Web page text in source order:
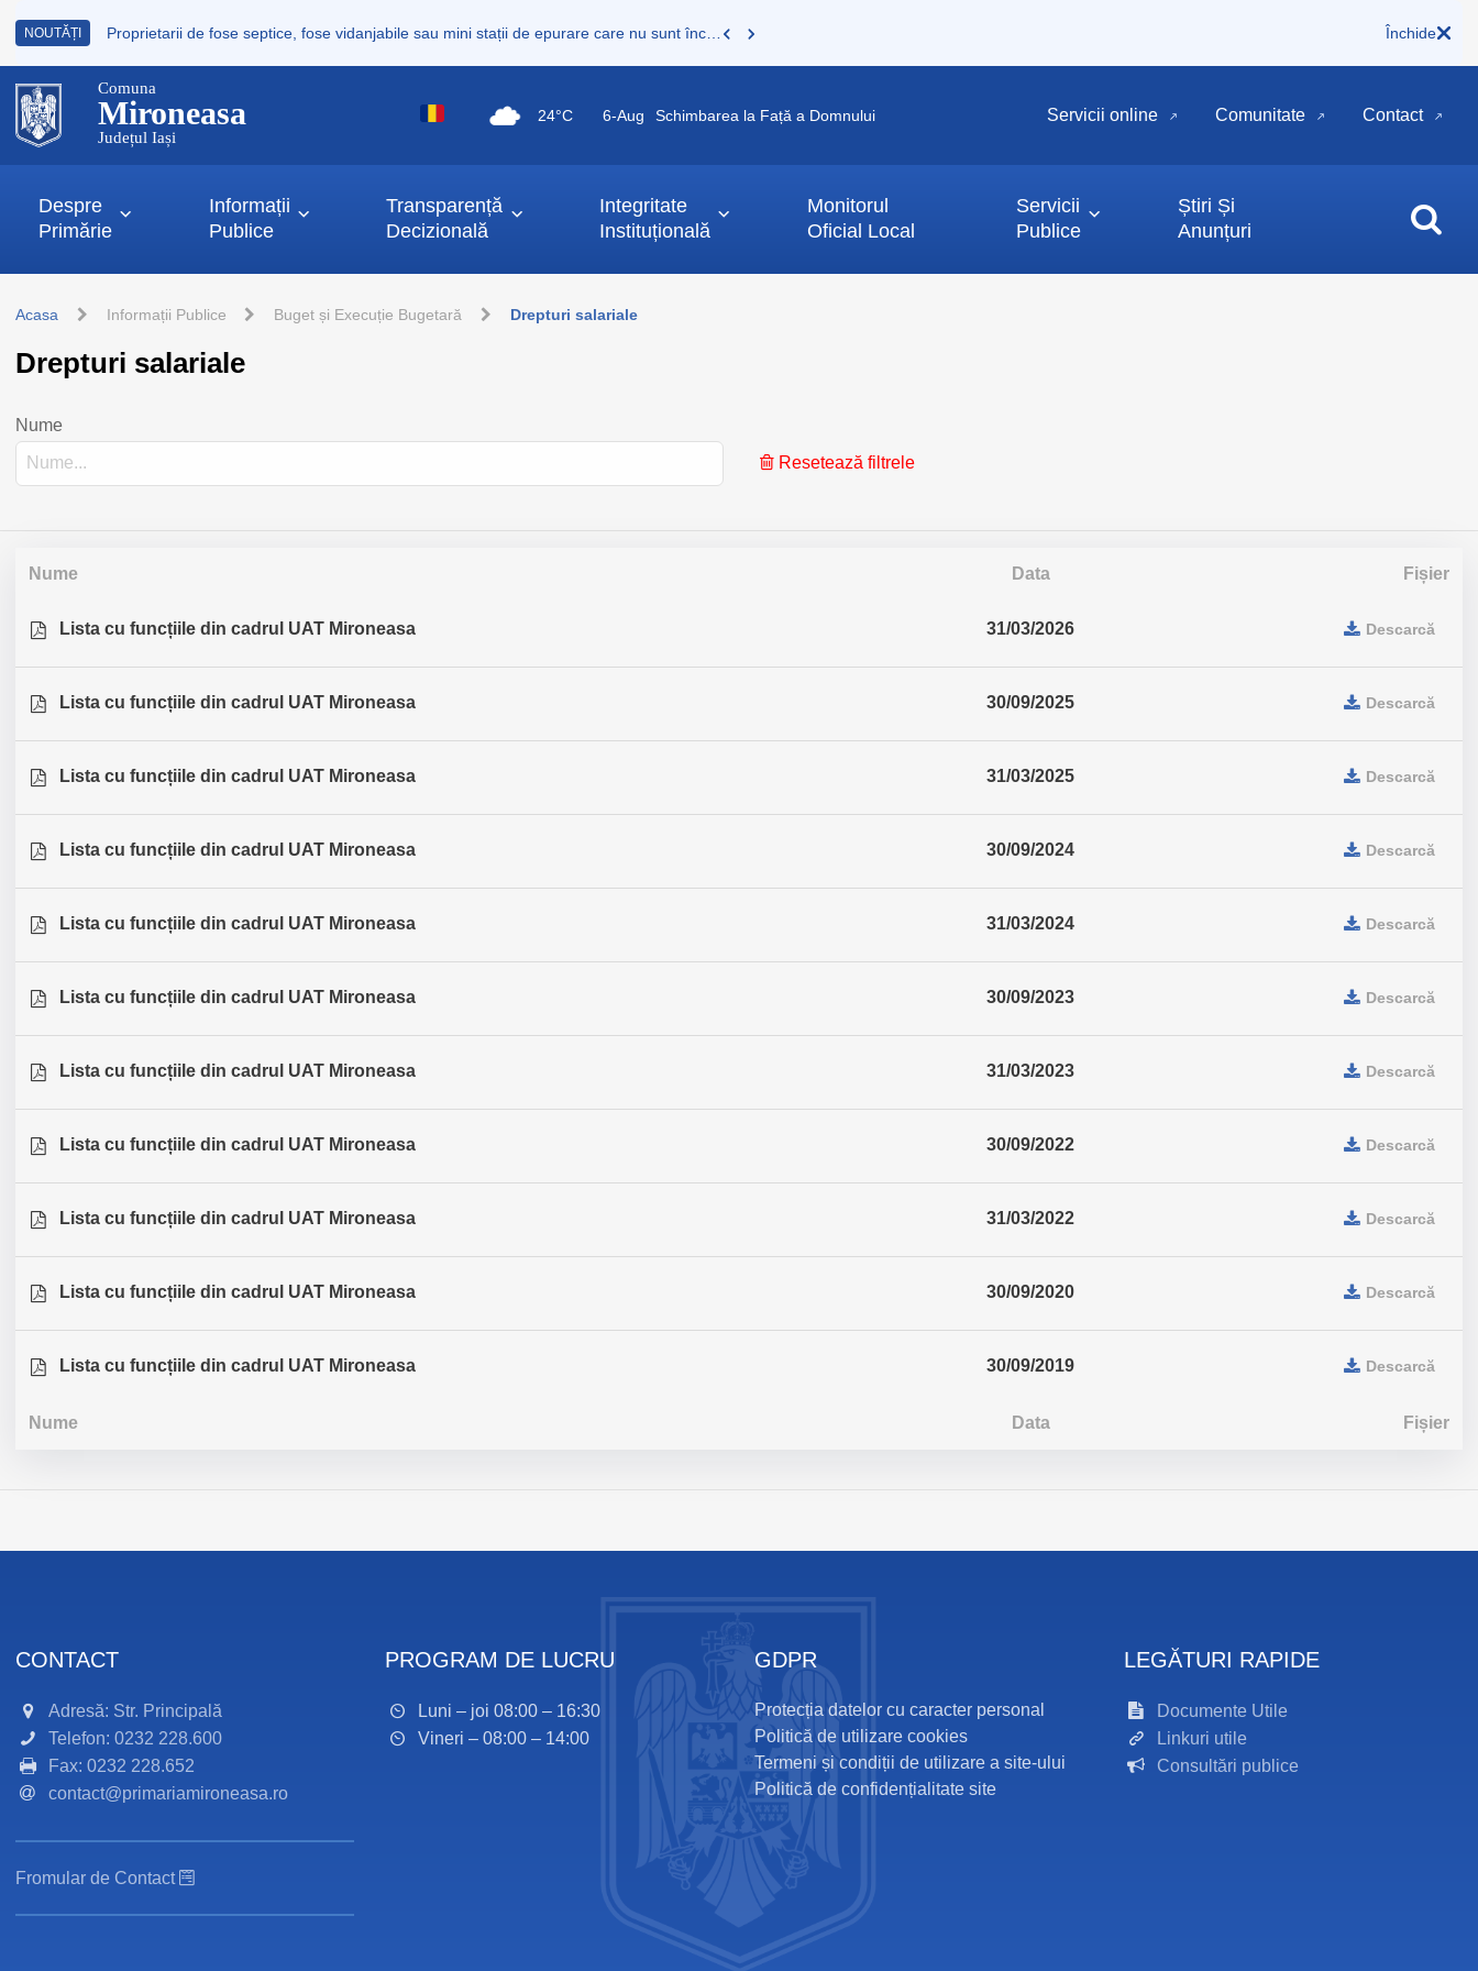
NOUTĂȚI Închide
Comuna
Mironeasa
Județul Iași
24°C 6-Aug Schimbarea la Față a Domnului Servicii online Comunitate Contact
Despre
Primărie
Informații
Publice
Transparență
Decizională
Integritate
Instituțională
Monitorul
Oficial Local
Servicii
Publice
Știri Și
Anunțuri
Acasa Informații Publice Buget și Execuție Bugetară Drepturi salariale
Drepturi salariale
Nume
Resetează filtrele
Nume Data Fișier
Lista cu funcțiile din cadrul UAT Mironeasa 31/03/2026 Descarcă
Lista cu funcțiile din cadrul UAT Mironeasa 30/09/2025 Descarcă
Lista cu funcțiile din cadrul UAT Mironeasa 31/03/2025 Descarcă
Lista cu funcțiile din cadrul UAT Mironeasa 30/09/2024 Descarcă
Lista cu funcțiile din cadrul UAT Mironeasa 31/03/2024 Descarcă
Lista cu funcțiile din cadrul UAT Mironeasa 30/09/2023 Descarcă
Lista cu funcțiile din cadrul UAT Mironeasa 31/03/2023 Descarcă
Lista cu funcțiile din cadrul UAT Mironeasa 30/09/2022 Descarcă
Lista cu funcțiile din cadrul UAT Mironeasa 31/03/2022 Descarcă
Lista cu funcțiile din cadrul UAT Mironeasa 30/09/2020 Descarcă
Lista cu funcțiile din cadrul UAT Mironeasa 30/09/2019 Descarcă
Nume Data Fișier
CONTACT
Adresă: Str. Principală
Telefon: 0232 228.600
Fax: 0232 228.652
contact@primariamironeasa.ro
Fromular de Contact
PROGRAM DE LUCRU
Luni – joi 08:00 – 16:30
Vineri – 08:00 – 14:00
GDPR
Protecția datelor cu caracter personal
Politică de utilizare cookies
Termeni și condiții de utilizare a site-ului
Politică de confidențialitate site
LEGĂTURI RAPIDE
Documente Utile
Linkuri utile
Consultări publice